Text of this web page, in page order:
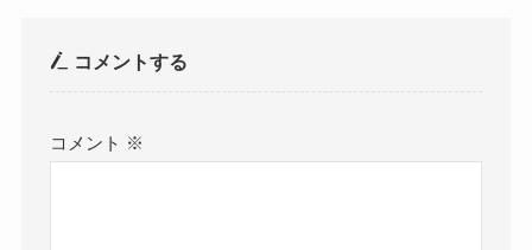
コメントする
コメント ※